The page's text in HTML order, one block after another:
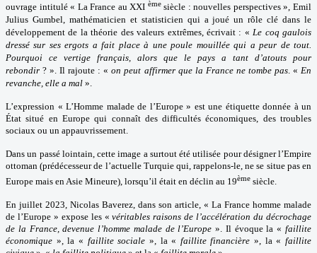
ouvrage intitulé « La France au XXI èmesiècle : nouvelles perspectives », Emil
Julius Gumbel, mathématicien et statisticien qui a joué un rôle clé dans le
développement de la théorie des valeurs extrêmes, écrivait : «Le coq gaulois
dressé sur ses ergots a fait place à une poule mouillée qui a peur de tout.
Pourquoi ce vertige français, alors que le pays a tant d’atouts pour
rebondir ? ». Il rajoute : «on peut affirmer que la France ne tombe pas. «En
revanche, elle a mal ».
L’expression « L’Homme malade de l’Europe » est une étiquette donnée à un
État situé en Europe qui connaît des difficultés économiques, des troubles
sociaux ou un appauvrissement.
Dans un passé lointain, cette image a surtout été utilisée pour désigner l’Empire
ottoman (prédécesseur de l’actuelle Turquie qui, rappelons-le, ne se situe pas en
Europe mais en Asie Mineure), lorsqu’il était en déclin au 19ème siècle.
En juillet 2023, Nicolas Baverez, dans son article, « La France homme malade
de l’Europe » expose les «véritables raisons de l’accélération du décrochage
de la France, devenue l’homme malade de l’Europe ». Il évoque la «faillite
économique », la « faillite sociale », la « faillite financière », la «faillite